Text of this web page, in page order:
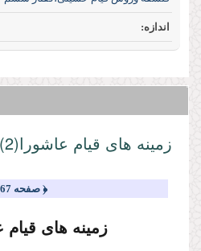
زمینه هاى قیام عاشورا(2)
﴿ صفحه 67﴾
زمینه هاى قیام